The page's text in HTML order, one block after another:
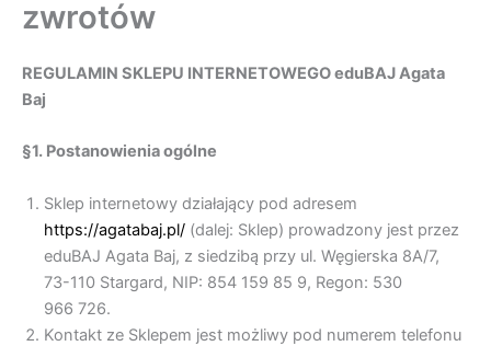
zwrotów
REGULAMIN SKLEPU INTERNETOWEGO eduBAJ Agata
Baj
§1. Postanowienia ogólne
Sklep internetowy działający pod adresem
https://agatabaj.pl/ (dalej: Sklep) prowadzony jest przez
eduBAJ Agata Baj, z siedzibą przy ul. Węgierska 8A/7,
73-110 Stargard, NIP: 854 159 85 9, Regon: 530
966 726.
Kontakt ze Sklepem jest możliwy pod numerem telefonu